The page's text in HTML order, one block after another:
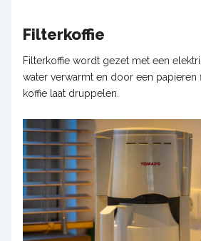
Filterkoffie
Filterkoffie wordt gezet met een
water verwarmt en door een papieren
koffie laat druppelen.